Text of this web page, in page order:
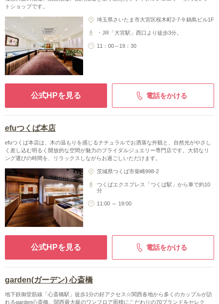
トショップです。
埼玉県さいたま市大宮区桜木町2-7-9 鍋島ビル1F
・JR「大宮駅」西口より徒歩3分。
11：00～19：30
公式HPを見る 電話をかける
efuつくば本店
efuつくば本店は、木の温もりを感じるナチュラルでお洒落な外観と、自然光がやさし
く差し込む明るく開放的な空間が魅力のブライダルジュエリー専門店です。大切なリ
ング選びの時間を、リラックスしながらお過ごしいただけます。
茨城県つくば市柴崎998-2
つくばエクスプレス「つくば駅」から車で約10
分
11:00 ～ 19:00
公式HPを見る 電話をかける
garden(ガーデン) 心斎橋
地下鉄御堂筋線「心斎橋駅」徒歩1分の好アクセス☆関西各地から多くのカップルが訪
れるgarden心斎橋。関西最大級のワンフロア面積にこだわりの70ブランドをセレク